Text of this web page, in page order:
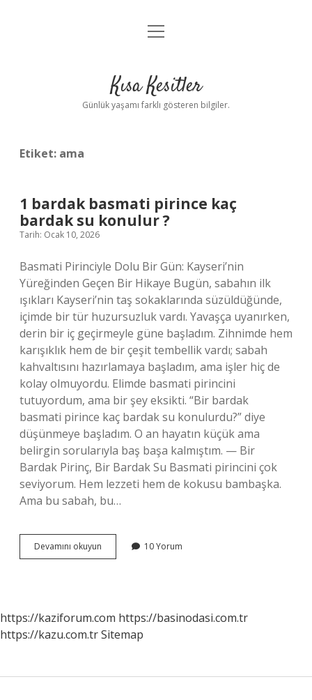
Anasayfa
Yasal Uyarı
menüyü
Kısa Kesitler
Günlük yaşamı farklı gösteren bilgiler.
Etiket: ama
1 bardak basmati pirince kaç
bardak su konulur ?
Tarih: Ocak 10, 2026
Basmati Pirinciyle Dolu Bir Gün: Kayseri’nin
Yüreğinden Geçen Bir Hikaye Bugün, sabahın ilk
ışıkları Kayseri’nin taş sokaklarında süzüldüğünde,
içimde bir tür huzursuzluk vardı. Yavaşça uyanırken,
derin bir iç geçirmeyle güne başladım. Zihnimde hem
karışıklık hem de bir çeşit tembellik vardı; sabah
kahvaltısını hazırlamaya başladım, ama işler hiç de
kolay olmuyordu. Elimde basmati pirincini
tutuyordum, ama bir şey eksikti. “Bir bardak
basmati pirince kaç bardak su konulurdu?” diye
düşünmeye başladım. O an hayatın küçük ama
belirgin sorularıyla baş başa kalmıştım. — Bir
Bardak Pirinç, Bir Bardak Su Basmati pirincini çok
seviyorum. Hem lezzeti hem de kokusu bambaşka.
Ama bu sabah, bu…
Devamını okuyun
bardak
su
konulur
10 Yorum
https://kaziforum.com https://basinodasi.com.tr
https://kazu.com.trSitemap